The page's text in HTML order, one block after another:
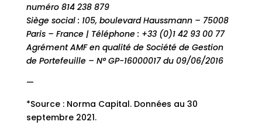
numéro 814 238 879
Siège social : 105, boulevard Haussmann – 75008
Paris – France | Téléphone : +33 (0)1 42 93 00 77
Agrément AMF en qualité de Société de Gestion
de Portefeuille – N° GP-16000017 du 09/06/2016
—
*Source : Norma Capital. Données au 30
septembre 2021.